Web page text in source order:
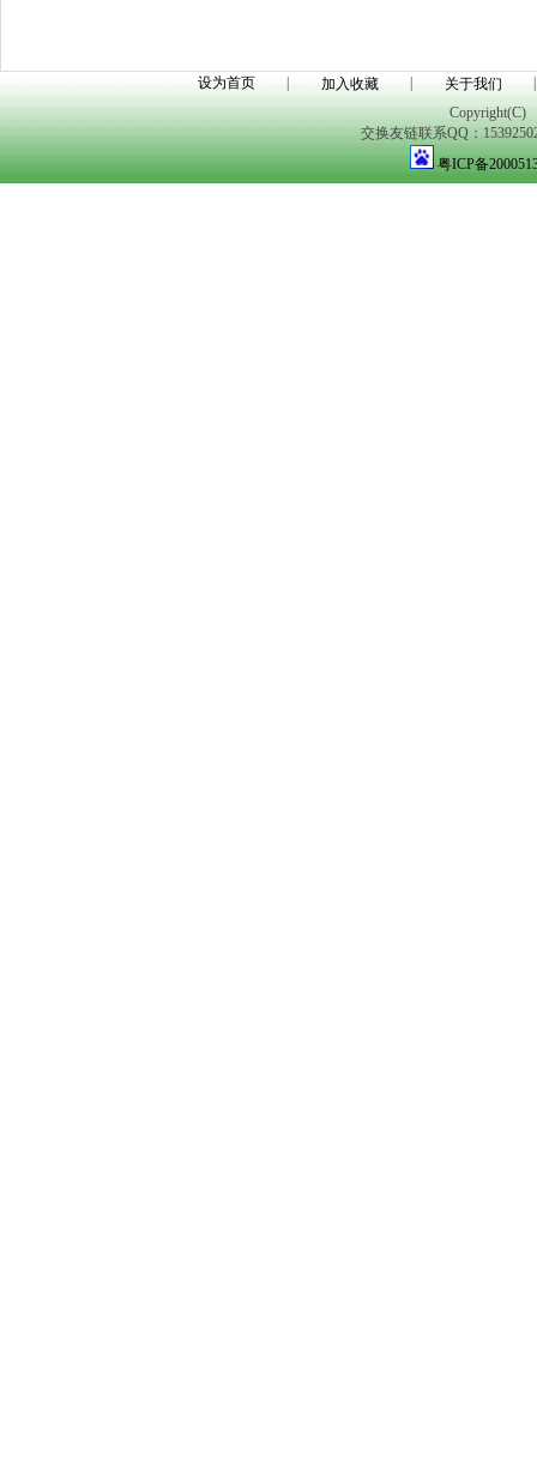
设为首页 加入收藏 关于我们
Copyright(C)
交换友链联系QQ：
粤ICP备